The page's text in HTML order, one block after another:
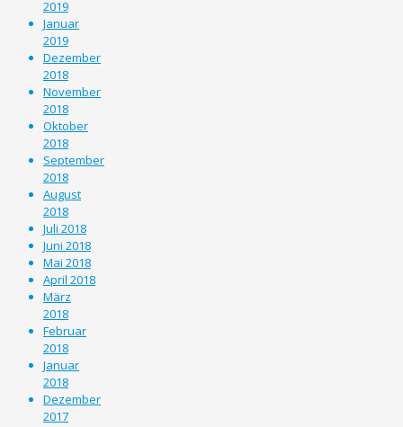
2019
Januar
2019
Dezember
2018
November
2018
Oktober
2018
September
2018
August
2018
Juli 2018
Juni 2018
Mai 2018
April 2018
März
2018
Februar
2018
Januar
2018
Dezember
2017